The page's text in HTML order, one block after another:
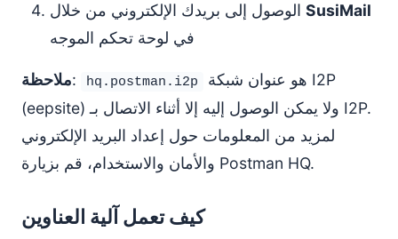
SusiMail
في لوحة تحكم الموجه
ملاحظة: hq.postman.i2p
(eepsite) ولا يمكن الوصول إليه إلا أثناء الاتصال بـ I2P.
لمزيد من المعلومات حول إعداد البريد الإلكتروني
والأمان والاستخدام، قم بزيارة Postman HQ.
كيف تعمل آلية العناوين